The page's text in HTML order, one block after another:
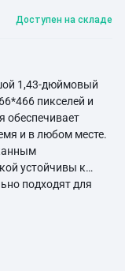
Доступен на складе
1,43-дюймовый
пикселей и
обеспечивает
и в любом месте.
устойчивы к
подходят для